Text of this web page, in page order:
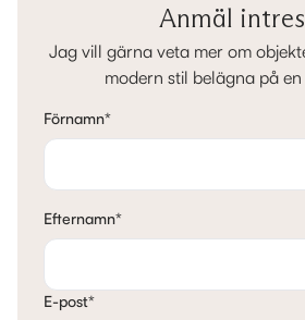
Anmäl
Jag vill gärna veta mer om
modern stil belägna på
Förnamn*
Efternamn*
E-post*